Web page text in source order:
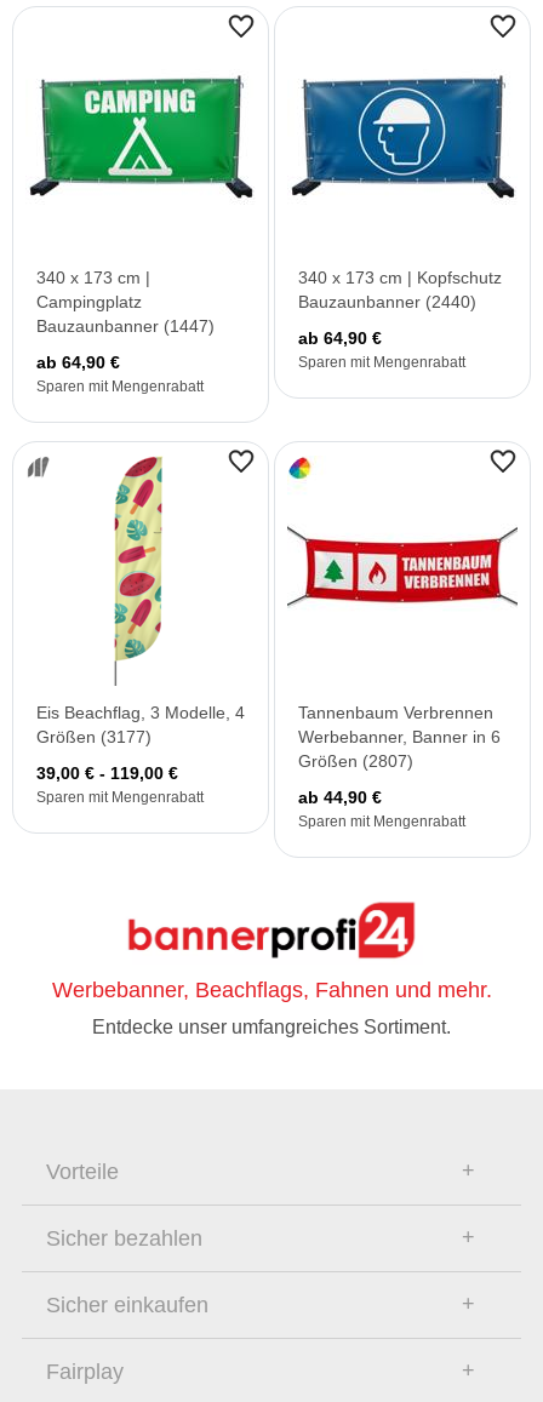
340 x 173 cm |
Campingplatz
Bauzaunbanner (1447)
ab 64,90 €
Sparen mit Mengenrabatt
340 x 173 cm | Kopfschutz
Bauzaunbanner (2440)
ab 64,90 €
Sparen mit Mengenrabatt
Eis Beachflag, 3 Modelle, 4
Größen (3177)
39,00 € - 119,00 €
Sparen mit Mengenrabatt
Tannenbaum Verbrennen
Werbebanner, Banner in 6
Größen (2807)
ab 44,90 €
Sparen mit Mengenrabatt
Werbebanner, Beachflags, Fahnen und mehr.
Entdecke unser umfangreiches Sortiment.
Vorteile
Sicher bezahlen
Sicher einkaufen
Fairplay